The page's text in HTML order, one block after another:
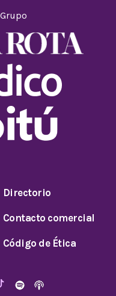
Directorio
Contacto comercial
Código de Ética